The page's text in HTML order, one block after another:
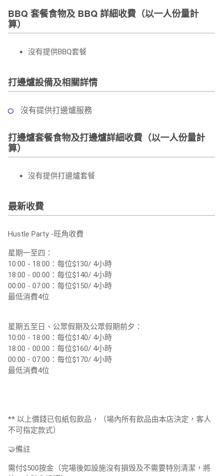
BBQ 套餐食物及 BBQ 詳細收費（以一人份量計
算）
沒有提供BBQ套餐
打邊爐設備及相關詳情
沒有提供打邊爐服務
打邊爐套餐食物及打邊爐詳細收費（以一人份量計
算）
沒有提供打邊爐套餐
最新收費
Hustle Party -旺角收費
星期一至四：
10:00 - 18:00：每位$130/ 4小時
18:00 - 00:00：每位$140/ 4小時
00:00 - 07:00：每位$150/ 4小時
最低消費4位
星期五至日、公眾假期及公眾假期前夕：
10:00 - 18:00：每位$140/ 4小時
18:00 - 00:00：每位$160/ 4小時
00:00 - 07:00：每位$170/ 4小時
最低消費4位
** 以上價錢已包紙包飲品，（場內所有飲品由本店決定，客人
不可指定款式）
🤝備註
需付$500按金（完場後如設施沒有損毁及不需要特別清潔，將